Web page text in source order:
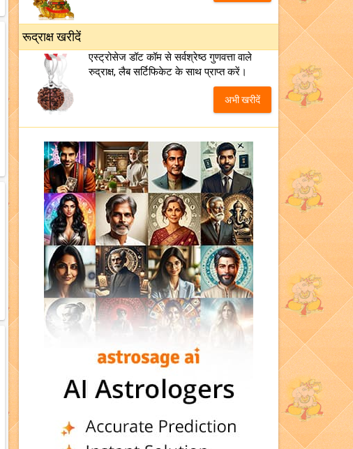
रूद्राक्ष खरीदें
एस्ट्रोसेज डॉट कॉम से सर्वश्रेष्ठ गुणवत्ता वाले
रुद्राक्ष, लैब सर्टिफिकेट के साथ प्राप्त करें।
अभी खरीदें